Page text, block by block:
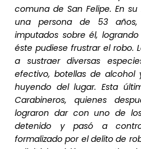
comuna de San Felipe. En
una persona de 53 años,
imputados sobre él,
éste pudiese frustrar el robo.
a sustraer diversas
efectivo, botellas de
huyendo del lugar. Esta
Carabineros, quienes
lograron dar con uno de
detenido y pasó a
formalizado por el delito de